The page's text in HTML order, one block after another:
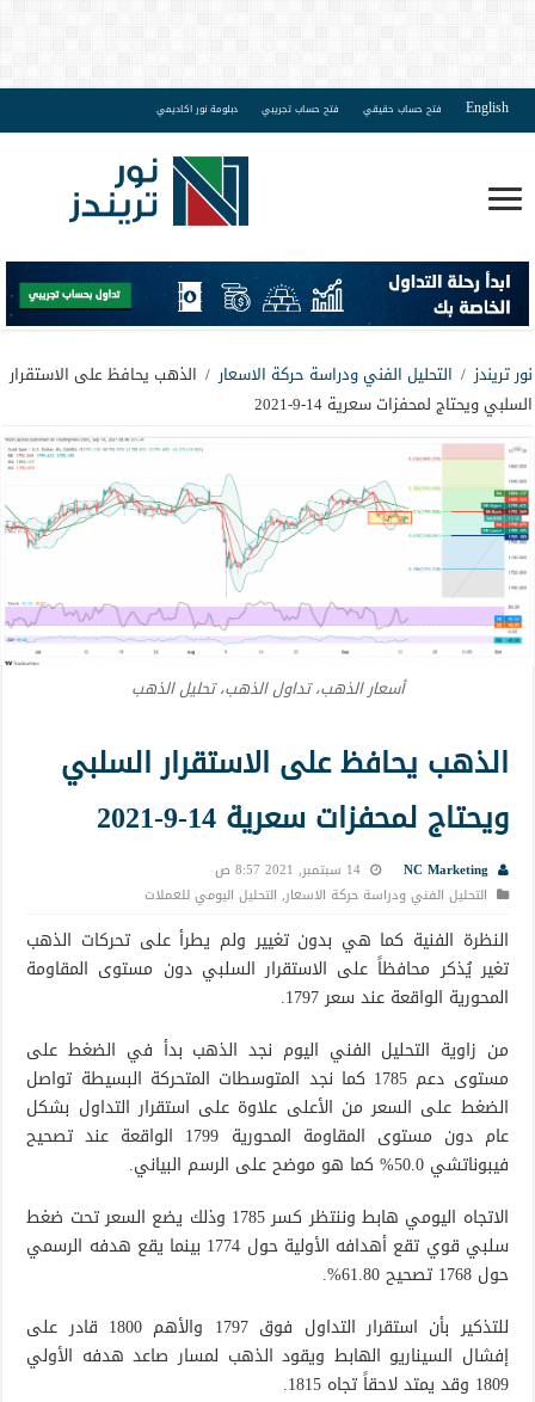
English فتح حساب حقيقي فتح حساب تجريبي دبلومة نور اكاديمي
نور تريندز / التحليل الفني ودراسة حركة الاسعار / الذهب يحافظ على الاستقرار
السلبي ويحتاج لمحفزات سعرية 14-9-2021
أسعار الذهب، تداول الذهب، تحليل الذهب
الذهب يحافظ على الاستقرار السلبي
ويحتاج لمحفزات سعرية 14-9-2021
NC Marketing
14 سبتمبر, 2021 8:57 ص
التحليل الفني ودراسة حركة الاسعار, التحليل اليومي للعملات
النظرة الفنية كما هي بدون تغيير ولم يطرأ على تحركات الذهب
تغير يُذكر محافظاً على الاستقرار السلبي دون مستوى المقاومة
المحورية الواقعة عند سعر 1797.
من زاوية التحليل الفني اليوم نجد الذهب بدأ في الضغط على
مستوى دعم 1785 كما نجد المتوسطات المتحركة البسيطة تواصل
الضغط على السعر من الأعلى علاوة على استقرار التداول بشكل
عام دون مستوى المقاومة المحورية 1799 الواقعة عند تصحيح
فيبوناتشي 50.0% كما هو موضح على الرسم البياني.
الاتجاه اليومي هابط وننتظر كسر 1785 وذلك يضع السعر تحت ضغط
سلبي قوي تقع أهدافه الأولية حول 1774 بينما يقع هدفه الرسمي
حول 1768 تصحيح 61.80%.
للتذكير بأن استقرار التداول فوق 1797 والأهم 1800 قادر على
إفشال السيناريو الهابط ويقود الذهب لمسار صاعد هدفه الأولي
1809 وقد يمتد لاحقاً تجاه 1815.